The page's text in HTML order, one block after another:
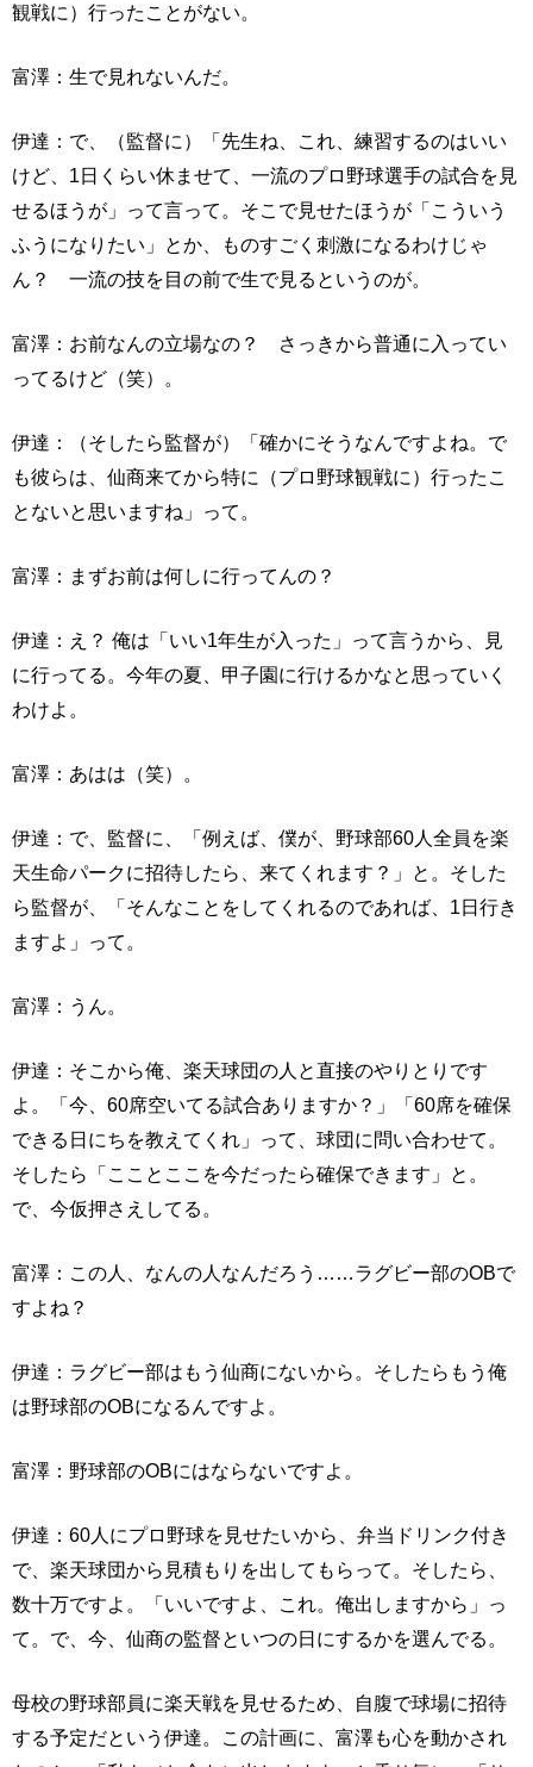
観戦に）行ったことがない。
富澤：生で見れないんだ。
伊達：で、（監督に）「先生ね、これ、練習するのはいい
けど、1日くらい休ませて、一流のプロ野球選手の試合を見
せるほうが」って言って。そこで見せたほうが「こういう
ふうになりたい」とか、ものすごく刺激になるわけじゃ
ん？ 一流の技を目の前で生で見るというのが。
富澤：お前なんの立場なの？ さっきから普通に入ってい
ってるけど（笑）。
伊達：（そしたら監督が）「確かにそうなんですよね。で
も彼らは、仙商来てから特に（プロ野球観戦に）行ったこ
とないと思いますね」って。
富澤：まずお前は何しに行ってんの？
伊達：え？ 俺は「いい1年生が入った」って言うから、見
に行ってる。今年の夏、甲子園に行けるかなと思っていく
わけよ。
富澤：あはは（笑）。
伊達：で、監督に、「例えば、僕が、野球部60人全員を楽
天生命パークに招待したら、来てくれます？」と。そした
ら監督が、「そんなことをしてくれるのであれば、1日行き
ますよ」って。
富澤：うん。
伊達：そこから俺、楽天球団の人と直接のやりとりです
よ。「今、60席空いてる試合ありますか？」「60席を確保
できる日にちを教えてくれ」って、球団に問い合わせて。
そしたら「こことここを今だったら確保できます」と。
で、今仮押さえしてる。
富澤：この人、なんの人なんだろう……ラグビー部のOBで
すよね？
伊達：ラグビー部はもう仙商にないから。そしたらもう俺
は野球部のOBになるんですよ。
富澤：野球部のOBにはならないですよ。
伊達：60人にプロ野球を見せたいから、弁当ドリンク付き
で、楽天球団から見積もりを出してもらって。そしたら、
数十万ですよ。「いいですよ、これ。俺出しますから」っ
て。で、今、仙商の監督といつの日にするかを選んでる。
母校の野球部員に楽天戦を見せるため、自腹で球場に招待
する予定だという伊達。この計画に、富澤も心を動かされ